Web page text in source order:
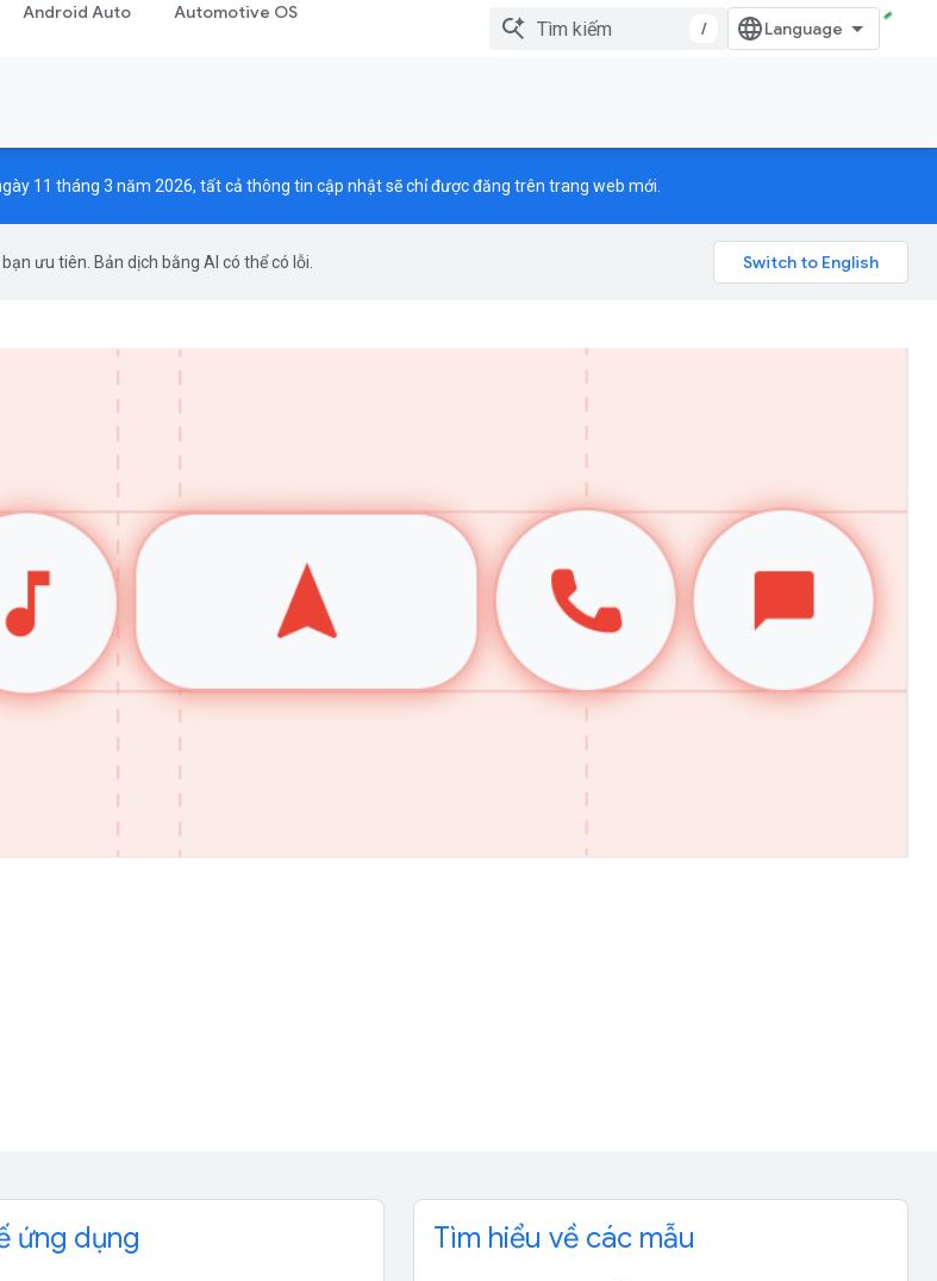
Android Auto Automotive OS
/
ngày 11 tháng 3 năm 2026, tất cả thông tin cập nhật sẽ chỉ được đăng trên trang web mới.
ưu tiên. Bản dịch bằng AI có thể có lỗi.
ứng dụng Tìm hiểu về các mẫu